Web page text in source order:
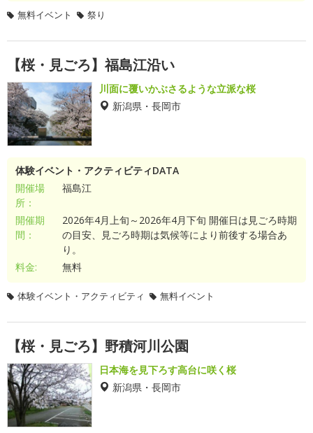
無料イベント 祭り
【桜・見ごろ】福島江沿い
川面に覆いかぶさるような立派な桜
新潟県・長岡市
体験イベント・アクティビティDATA
開催場
所：
福島江
開催期
間：
2026年4月上旬～2026年4月下旬 開催日は見ごろ時期
の目安、見ごろ時期は気候等により前後する場合あ
り。
料金:
無料
体験イベント・アクティビティ 無料イベント
【桜・見ごろ】野積河川公園
日本海を見下ろす高台に咲く桜
新潟県・長岡市